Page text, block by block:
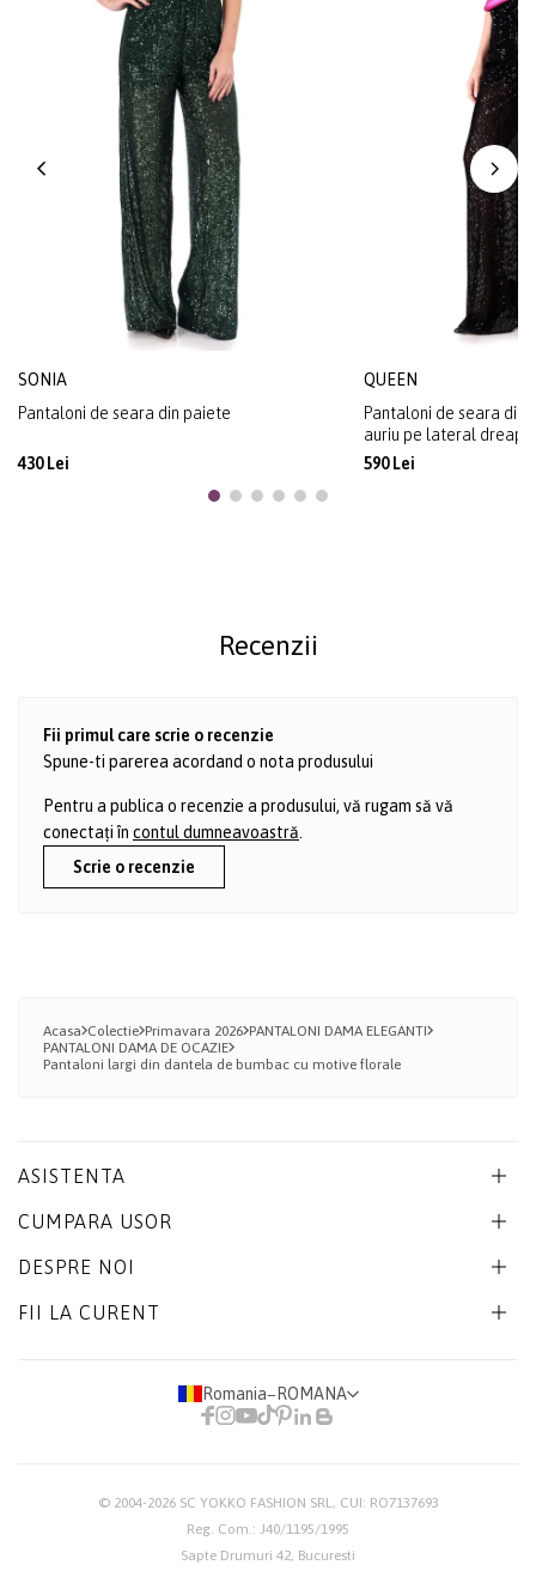
SONIA
Pantaloni de seara din paiete
430 Lei
QUEEN
Pantaloni de seara din
auriu pe lateral
590 Lei
Recenzii
Fii primul care scrie o recenzie
Spune-ti parerea acordand o nota produsului
Pentru a publica o recenzie a produsului, vă rugam să vă
conectați în contul dumneavoastră
Scrie o recenzie
Acasa Colectie Primavara 2026 PANTALONI DAMA ELEGANTI
PANTALONI DAMA DE OCAZIE
Pantaloni largi din dantela de bumbac cu motive florale
ASISTENTA
CUMPARA USOR
DESPRE NOI
FII LA CURENT
Romania− ROMANA
© 2004-2026 SC YOKKO FASHION SRL, CUI: RO7137693
Reg. Com.: J40/1195/1995
Sapte Drumuri 42, Bucuresti